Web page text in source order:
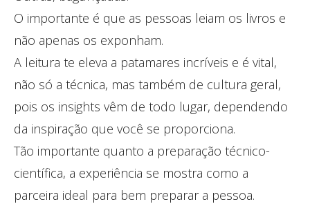
O importante é que as pessoas leiam os livros e
não apenas os exponham.
A leitura te eleva a patamares incríveis e é vital,
não só a técnica, mas também de cultura geral,
pois os insights vêm de todo lugar, dependendo
da inspiração que você se proporciona.
Tão importante quanto a preparação técnico-
científica, a experiência se mostra como a
parceira ideal para bem preparar a pessoa.